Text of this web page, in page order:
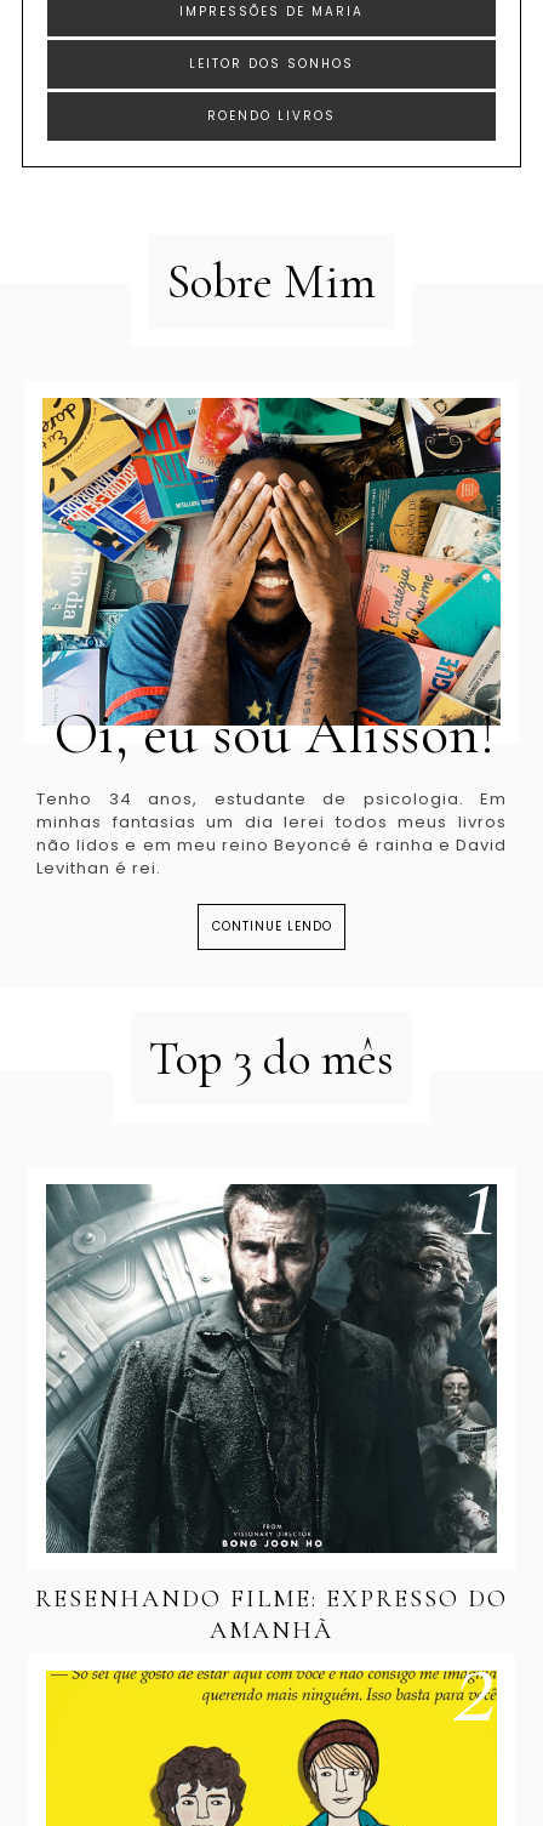
IMPRESSÕES DE MARIA
LEITOR DOS SONHOS
ROENDO LIVROS
Sobre Mim
Oi, eu sou Alisson!
Tenho 34 anos, estudante de psicologia. Em
minhas fantasias um dia lerei todos meus livros
não lidos e em meu reino Beyoncé é rainha e David
Levithan é rei.
CONTINUE LENDO
Top 3 do mês
RESENHANDO FILME: EXPRESSO DO
AMANHÃ